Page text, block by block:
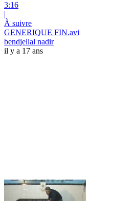
3:16
|
À suivre
GENERIQUE FIN.avi
bendjellal nadir
il y a 17 ans